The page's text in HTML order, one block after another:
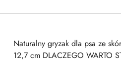
Naturalny gryzak dla psa ze
12,7 cm DLACZEGO WARTO